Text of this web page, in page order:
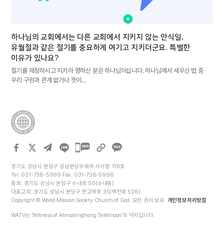
하나님의 교회에서는 다른 교회에서 지키지 않는 안식일,
유월절과 같은 절기를 중요하게 여기고 지키더군요. 특별한
이유가 있나요?
절기를 제정하시고 지키라 명하신 분은 하나님이십니다. 하나님께서 세우신 법 중
우리 구원과 관계 없거나 뜻이…
카카오톡
경기도 성남시 분당구 성남분당우체국 사서함 119호
Tel. 031-738-5999 Fax. 031-738-5998
총회: 경기도 성남시 분당구 수내로 50(수내동)
대표교회: 경기도 성남시 분당구 판교역로 35(백현동 526)
Copyright © World Mission Society Church of God. 모든 권리 보유. 개인정보처리방침
WATV는 ‘Witness of Ahnsahnghong TeleVision’의 약자입니다.